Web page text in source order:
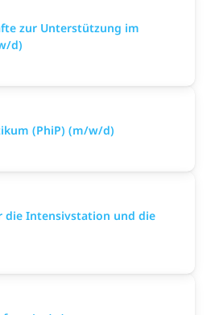
zur Unterstützung im
d)
(PhiP) (m/w/d)
die Intensivstation und die